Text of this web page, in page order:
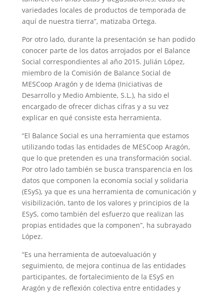
variedades locales de productos de temporada de
aquí de nuestra tierra”, matizaba Ortega.
Por otro lado, durante la presentación se han podido
conocer parte de los datos arrojados por el Balance
Social correspondientes al año 2015. Julián López,
miembro de la Comisión de Balance Social de
MESCoop Aragón y de Idema (Iniciativas de
Desarrollo y Medio Ambiente, S.L.), ha sido el
encargado de ofrecer dichas cifras y a su vez
explicar en qué consiste esta herramienta.
“El Balance Social es una herramienta que estamos
utilizando todas las entidades de MESCoop Aragón,
que lo que pretenden es una transformación social.
Por otro lado también se busca transparencia en los
datos que componen la economía social y solidaria
(ESyS), ya que es una herramienta de comunicación y
visibilización, tanto de los valores y principios de la
ESyS, como también del esfuerzo que realizan las
propias entidades que la componen”, ha subrayado
López.
“Es una herramienta de autoevaluación y
seguimiento, de mejora continua de las entidades
participantes, de fortalecimiento de la ESyS en
Aragón y de reflexión colectiva entre entidades y